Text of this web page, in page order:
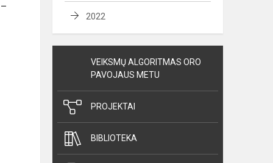
2022
VEIKSMŲ ALGORITMAS ORO
PAVOJAUS METU
PROJEKTAI
BIBLIOTEKA